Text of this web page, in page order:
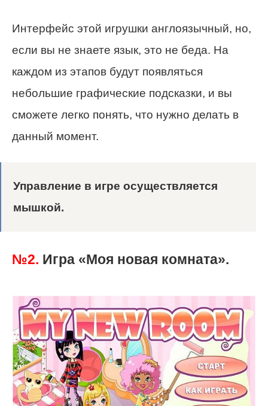
Интерфейс этой игрушки англоязычный, но,
если вы не знаете язык, это не беда. На
каждом из этапов будут появляться
небольшие графические подсказки, и вы
сможете легко понять, что нужно делать в
данный момент.
Управление в игре осуществляется
мышкой.
№2. Игра «Моя новая комната».